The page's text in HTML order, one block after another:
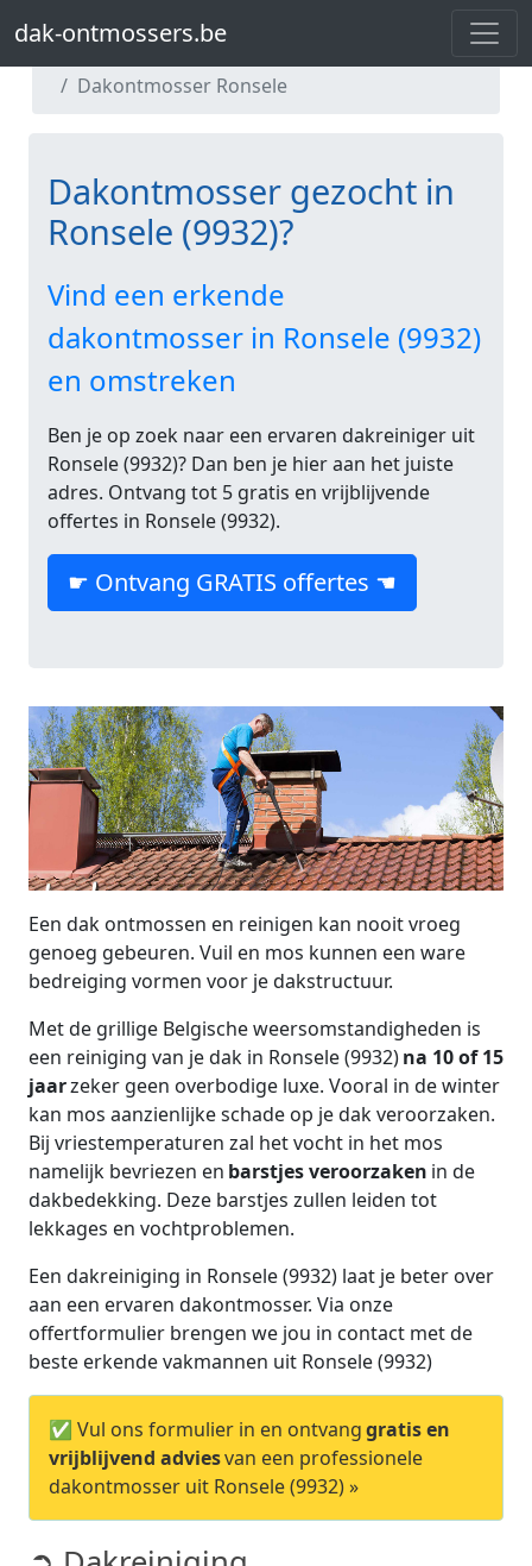
dak-ontmossers.be
dak-ontmossers.be
Dakontmosser Ronsele
Dakontmosser gezocht in
Ronsele (9932)?
Vind een erkende
dakontmosser in Ronsele (9932)
en omstreken
Ben je op zoek naar een ervaren dakreiniger uit
Ronsele (9932)? Dan ben je hier aan het juiste
adres. Ontvang tot 5 gratis en vrijblijvende
offertes in Ronsele (9932).
☛ Ontvang GRATIS offertes ☚
Een dak ontmossen en reinigen kan nooit vroeg
genoeg gebeuren. Vuil en mos kunnen een ware
bedreiging vormen voor je dakstructuur.
Met de grillige Belgische weersomstandigheden is
een reiniging van je dak in Ronsele (9932)na 10 of 15
jaarzeker geen overbodige luxe. Vooral in de winter
kan mos aanzienlijke schade op je dak veroorzaken.
Bij vriestemperaturen zal het vocht in het mos
namelijk bevriezen en barstjes veroorzaken in de
dakbedekking. Deze barstjes zullen leiden tot
lekkages en vochtproblemen.
Een dakreiniging in Ronsele (9932) laat je beter over
aan een ervaren dakontmosser. Via onze
offertformulier brengen we jou in contact met de
beste erkende vakmannen uit Ronsele (9932)
✅ Vul ons formulier in en ontvanggratis en
vrijblijvend adviesvan een professionele
dakontmosser uit Ronsele (9932) »